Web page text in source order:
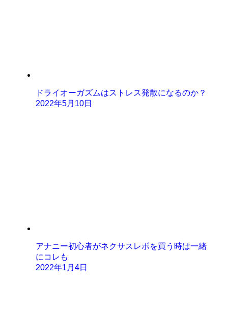
ドライオーガズムはストレス発散になるのか？
2022年5月10日
アナニー初心者がネクサスレボを買う時は一緒
にコレも
2022年1月4日